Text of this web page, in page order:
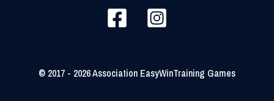
© 2017 - 2026 Association EasyWinTraining Games